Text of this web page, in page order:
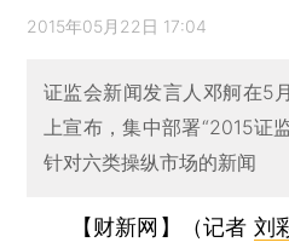
2015年05月22日 17:04
证监会新闻发言人邓舸在5
上宣布，集中部署“2015证
针对六类操纵市场的新闻
【财新网】（记者 刘